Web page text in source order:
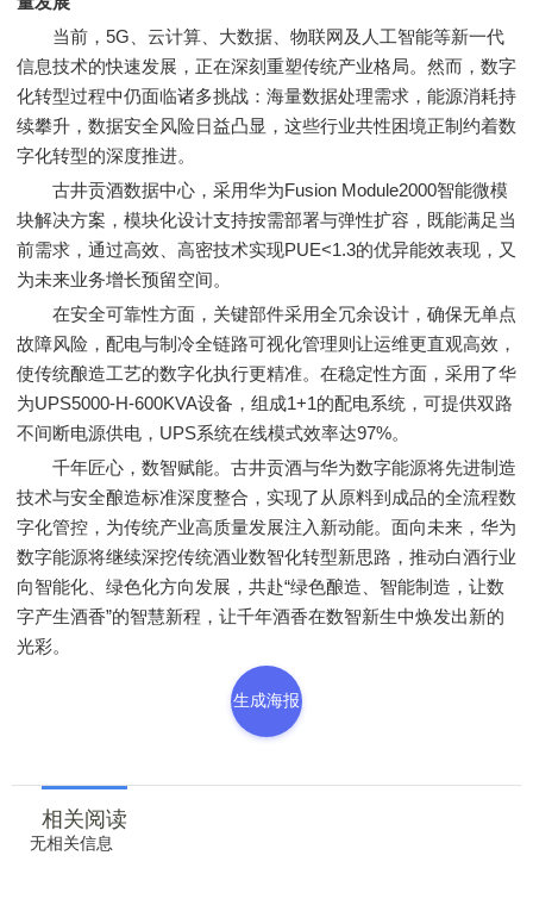
当前，5G、云计算、大数据、物联网及人工智能等新一代
信息技术的快速发展，正在深刻重塑传统产业格局。然而，数字
化转型过程中仍面临诸多挑战：海量数据处理需求，能源消耗持
续攀升，数据安全风险日益凸显，这些行业共性困境正制约着数
字化转型的深度推进。
古井贡酒数据中心，采用华为Fusion Module2000智能微模
块解决方案，模块化设计支持按需部署与弹性扩容，既能满足当
前需求，通过高效、高密技术实现PUE<1.3的优异能效表现，又
为未来业务增长预留空间。
在安全可靠性方面，关键部件采用全冗余设计，确保无单点
故障风险，配电与制冷全链路可视化管理则让运维更直观高效，
使传统酿造工艺的数字化执行更精准。在稳定性方面，采用了华
为UPS5000-H-600KVA设备，组成1+1的配电系统，可提供双路
不间断电源供电，UPS系统在线模式效率达97%。
千年匠心，数智赋能。古井贡酒与华为数字能源将先进制造
技术与安全酿造标准深度整合，实现了从原料到成品的全流程数
字化管控，为传统产业高质量发展注入新动能。面向未来，华为
数字能源将继续深挖传统酒业数智化转型新思路，推动白酒行业
向智能化、绿色化方向发展，共赴“绿色酿造、智能制造，让数
字产生酒香”的智慧新程，让千年酒香在数智新生中焕发出新的
光彩。
生成海报
相关阅读
无相关信息